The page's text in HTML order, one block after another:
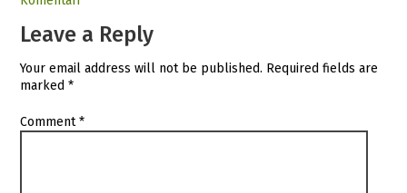
Leave a Reply
Your email address will not be published. Required fields are
marked*
Comment*